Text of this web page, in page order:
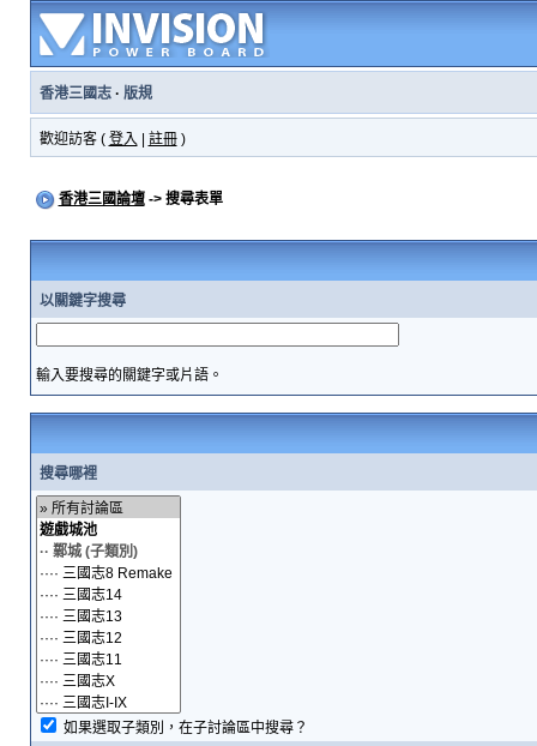
香港三國志· 版規
歡迎訪客 ( 登入 註冊)
香港三國論壇-> 搜尋表單
以關鍵字搜尋
輸入要搜尋的關鍵字或片語。
搜尋哪裡
如果選取子類別，在子討論區中搜尋？